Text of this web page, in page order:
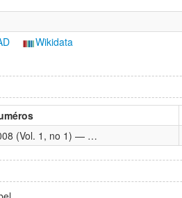
Wikidata
(Vol. 1, no 1) — …